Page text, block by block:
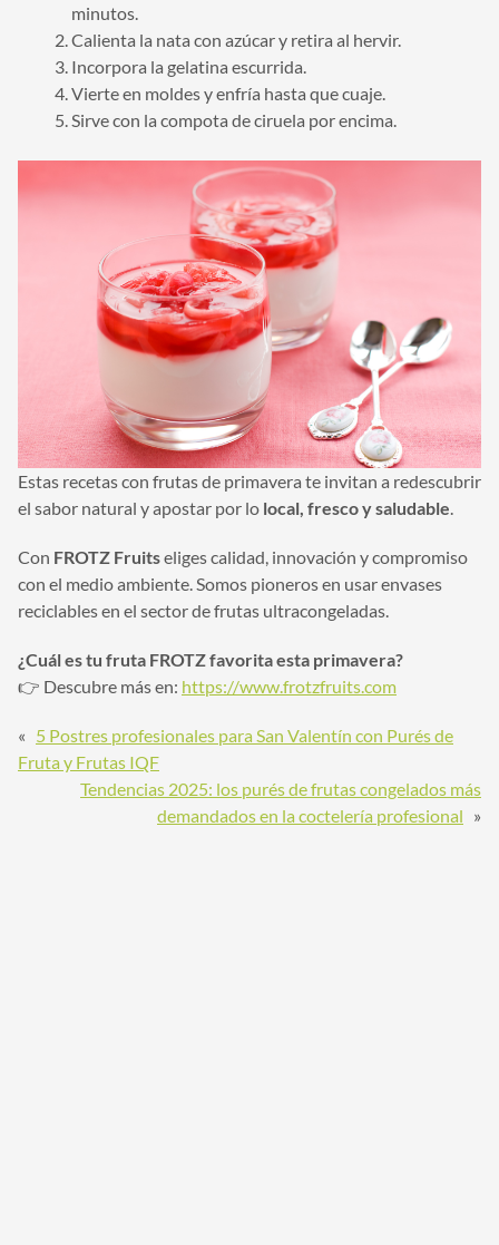
minutos.
Calienta la nata con azúcar y retira al hervir.
Incorpora la gelatina escurrida.
Vierte en moldes y enfría hasta que cuaje.
Sirve con la compota de ciruela por encima.
Estas recetas con frutas de primavera te invitan a redescubrir
el sabor natural y apostar por lo local, fresco y saludable.
Con FROTZ Fruitseliges calidad, innovación y compromiso
con el medio ambiente. Somos pioneros en usar envases
reciclables en el sector de frutas ultracongeladas.
¿Cuál es tu fruta FROTZ favorita esta primavera?
👉 Descubre más en: https://www.frotzfruits.com
« 5 Postres profesionales para San Valentín con Purés de
Fruta y Frutas IQF
Tendencias 2025: los purés de frutas congelados más
demandados en la coctelería profesional »